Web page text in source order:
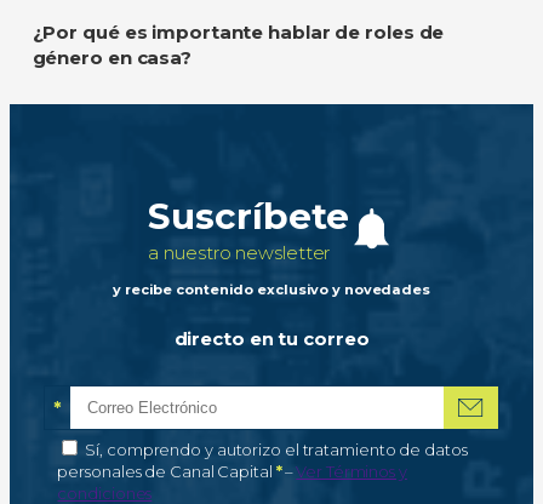
¿Por qué es importante hablar de roles de
género en casa?
Suscríbete
a nuestro newsletter
y recibe contenido exclusivo y novedades
directo en tu correo
Correo electrónico
*Campo obligatorio
Autorización de tratamiento de datos personales
Sí, comprendo y autorizo el tratamiento de datos
personales de Canal Capital *–Campo obligatorio
Ver Términos y
condiciones